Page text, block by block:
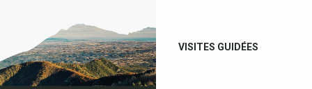
VISITES GUIDÉES